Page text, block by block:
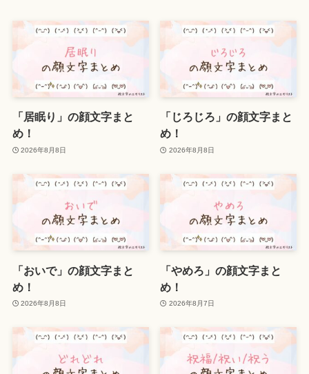
「居眠り」の顔文字まと
め！
2026年8月8日
「じろじろ」の顔文字まと
め！
2026年8月8日
「おいで」の顔文字まと
め！
2026年8月8日
「やめろ」の顔文字まと
め！
2026年8月7日